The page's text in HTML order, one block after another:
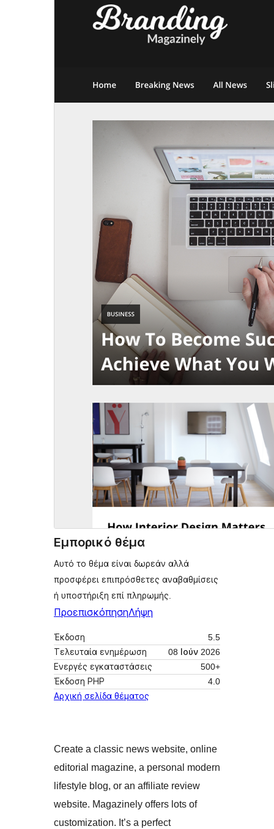
Εμπορικό θέμα
Αυτό το θέμα είναι δωρεάν αλλά
προσφέρει επιπρόσθετες αναβαθμίσεις
ή υποστήριξη επί πληρωμής.
ΠροεπισκόπησηΛήψη
Έκδοση
5.5
Τελευταία ενημέρωση
08 Ιούν 2026
Ενεργές εγκαταστάσεις
500+
Έκδοση ΡΗΡ
4.0
Αρχική σελίδα θέματος
Create a classic news website, online
editorial magazine, a personal modern
lifestyle blog, or an affiliate review
website. Magazinely offers lots of
customization. It’s a perfect